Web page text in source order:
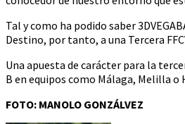
Tal y como ha podido saber
Destino, por tanto, a una Tercera
Una apuesta de carácter para la
B en equipos como Málaga, Melilla
FOTO: MANOLO GONZÁLVEZ